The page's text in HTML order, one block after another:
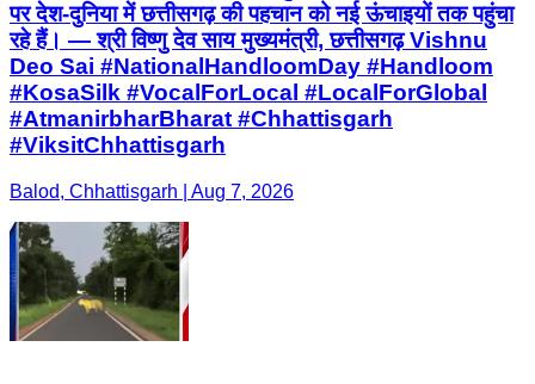
पर देश-दुनिया में छत्तीसगढ़ की पहचान को नई ऊंचाइयों तक पहुंचा
रहे हैं। — श्री विष्णु देव साय मुख्यमंत्री, छत्तीसगढ़ Vishnu
Deo Sai #NationalHandloomDay #Handloom
#KosaSilk #VocalForLocal #LocalForGlobal
#AtmanirbharBharat #Chhattisgarh
#ViksitChhattisgarh
Balod, Chhattisgarh | Aug 7, 2026